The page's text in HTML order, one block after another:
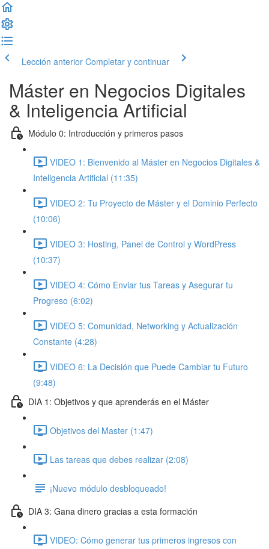
Lección anterior Completar y continuar
Máster en Negocios Digitales
& Inteligencia Artificial
Módulo 0: Introducción y primeros pasos
VIDEO 1: Bienvenido al Máster en Negocios Digitales &
Inteligencia Artificial (11:35)
VIDEO 2: Tu Proyecto de Máster y el Dominio Perfecto
(10:06)
VIDEO 3: Hosting, Panel de Control y WordPress
(10:37)
VIDEO 4: Cómo Enviar tus Tareas y Asegurar tu
Progreso (6:02)
VIDEO 5: Comunidad, Networking y Actualización
Constante (4:28)
VIDEO 6: La Decisión que Puede Cambiar tu Futuro
(9:48)
DIA 1: Objetivos y que aprenderás en el Máster
Objetivos del Master (1:47)
Las tareas que debes realizar (2:08)
¡Nuevo módulo desbloqueado!
DIA 3: Gana dinero gracias a esta formación
VIDEO: Cómo generar tus primeros ingresos con